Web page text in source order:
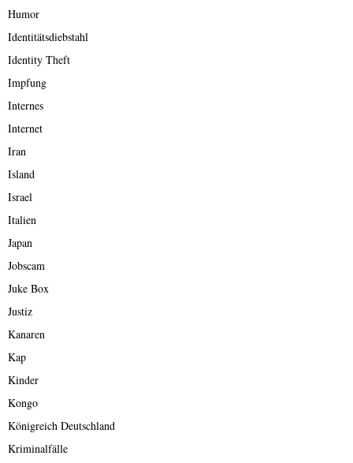
Humor
Identitätsdiebstahl
Identity Theft
Impfung
Internes
Internet
Iran
Island
Israel
Italien
Japan
Jobscam
Juke Box
Justiz
Kanaren
Kap
Kinder
Kongo
Königreich Deutschland
Kriminalfälle